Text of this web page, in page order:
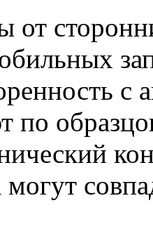
от
с
по
могут